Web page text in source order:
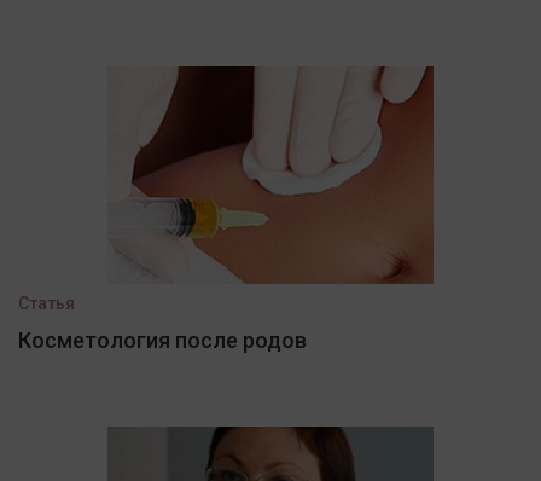
Статья
Косметология после родов